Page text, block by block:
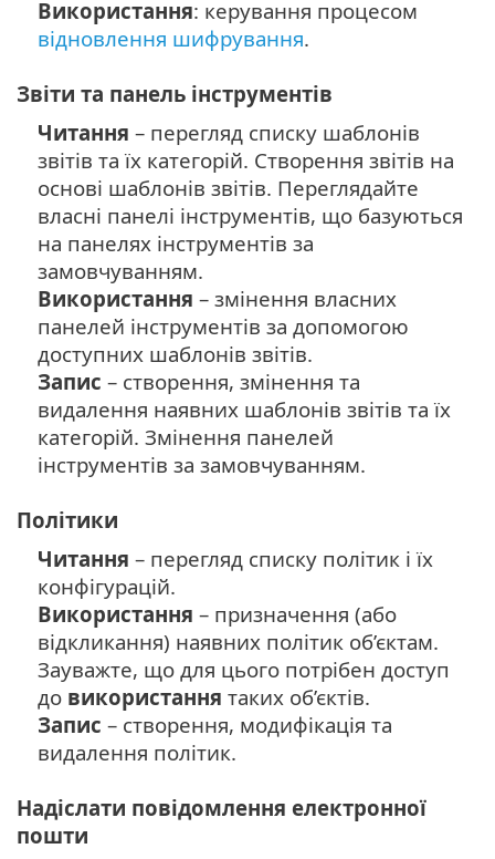
Використання: керування процесом
відновлення шифрування.
Звіти та панель інструментів
Читання – перегляд списку шаблонів
звітів та їх категорій. Створення звітів на
основі шаблонів звітів. Переглядайте
власні панелі інструментів, що базуються
на панелях інструментів за
замовчуванням.
Використання – змінення власних
панелей інструментів за допомогою
доступних шаблонів звітів.
Запис – створення, змінення та
видалення наявних шаблонів звітів та їх
категорій. Змінення панелей
інструментів за замовчуванням.
Політики
Читання – перегляд списку політик і їх
конфігурацій.
Використання – призначення (або
відкликання) наявних політик об’єктам.
Зауважте, що для цього потрібен доступ
до використання таких об’єктів.
Запис – створення, модифікація та
видалення політик.
Надіслати повідомлення електронної
пошти